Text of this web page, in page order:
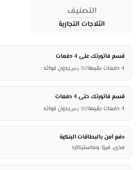
التصنيف
الثلاجات التجارية
قسم فاتورتك على 4 دفعات
4 دفعات بقيمة
357 ر.سبدون فوائد
قسم فاتورتك حتى 4 دفعات
4 دفعات بقيمة
357 ر.سبدون فوائد
دفع آمن بالبطاقات البنكية
مدى، فيزا، وماستركارد